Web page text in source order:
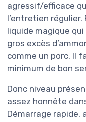
agressif/efficace
l’entretien régulier.
liquide magique
gros excès
comme un porc. Il
minimum de bon
Donc niveau
assez honnête
Démarrage rapide,